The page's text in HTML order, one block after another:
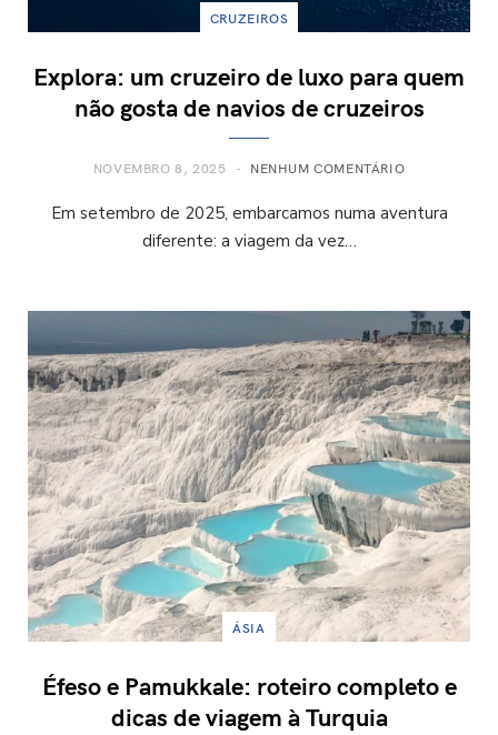
CRUZEIROS
Explora: um cruzeiro de luxo para quem
não gosta de navios de cruzeiros
NOVEMBRO 8, 2025 NENHUM COMENTÁRIO
Em setembro de 2025, embarcamos numa aventura
diferente: a viagem da vez…
ÁSIA
Éfeso e Pamukkale: roteiro completo e
dicas de viagem à Turquia